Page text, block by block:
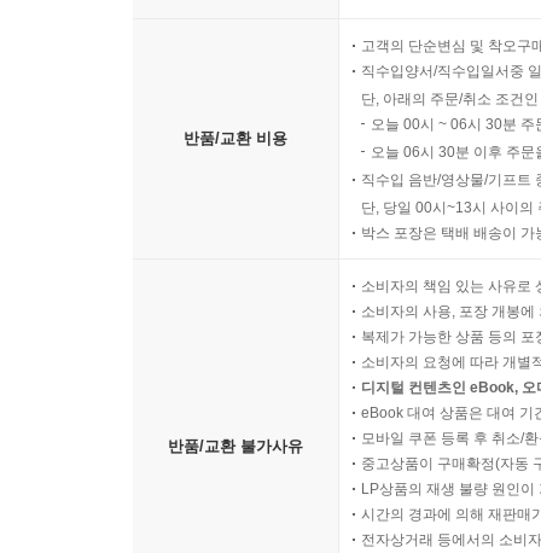
반품/교환 비용
고객의 단순변심 및 착오구
직수입양서/직수입일서중
단, 아래의 주문/취소 조건
오늘 00시 ~ 06시 30분
오늘 06시 30분 이후 주
직수입 음반/영상물/기프트
단, 당일 00시~13시 사이의
박스 포장은 택배 배송이
반품/교환 불가사유
소비자의 책임 있는 사유로
소비자의 사용, 포장 개봉
복제가 가능한 상품 등의
소비자의 요청에 따라 개별
디지털 컨텐츠인 eBook,
eBook 대여 상품은 대여 기
모바일 쿠폰 등록 후 취소/
중고상품이 구매확정(자동
LP상품의 재생 불량 원인
시간의 경과에 의해 재판매
전자상거래 등에서의 소비